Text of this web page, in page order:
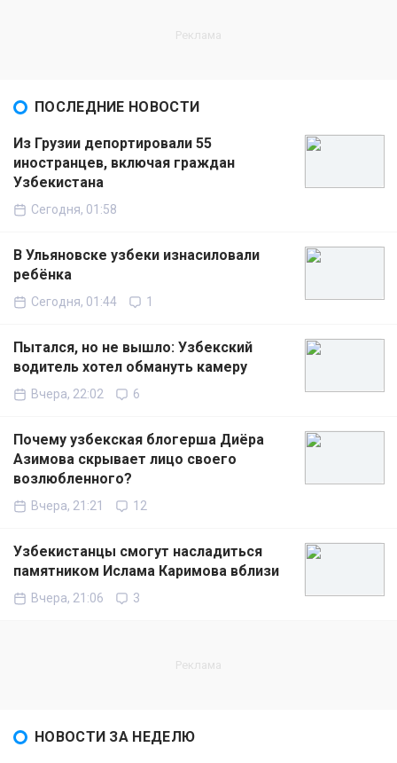
ПОСЛЕДНИЕ НОВОСТИ
Из Грузии депортировали 55
иностранцев, включая граждан
Узбекистана
Сегодня, 01:58
В Ульяновске узбеки изнасиловали
ребёнка
Сегодня, 01:44 1
Пытался, но не вышло: Узбекский
водитель хотел обмануть камеру
Вчера, 22:02 6
Почему узбекская блогерша Диёра
Азимова скрывает лицо своего
возлюбленного?
Вчера, 21:21 12
Узбекистанцы смогут насладиться
памятником Ислама Каримова вблизи
Вчера, 21:06 3
НОВОСТИ ЗА НЕДЕЛЮ